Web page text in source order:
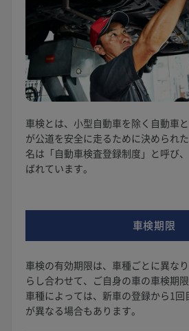
車検とは、小型自動車を除く自動車
が公道を安全に走るために決められ
名は「自動車検査登録制度」と呼び
ばれています。
車検期限
車検の有効期限は、車種ごとに異な
らし合わせて、ご自身の車の車検期
車種によっては、新車の登録から1
が異なる場合もあります。